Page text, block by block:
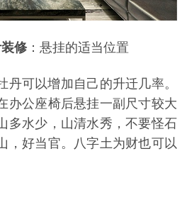
修：悬挂的适当位置
丹可以增加自己的升迁几率。
办公座椅后悬挂一副尺寸较大
多水少，山清水秀，不要怪石
，好当官。八字土为财也可以